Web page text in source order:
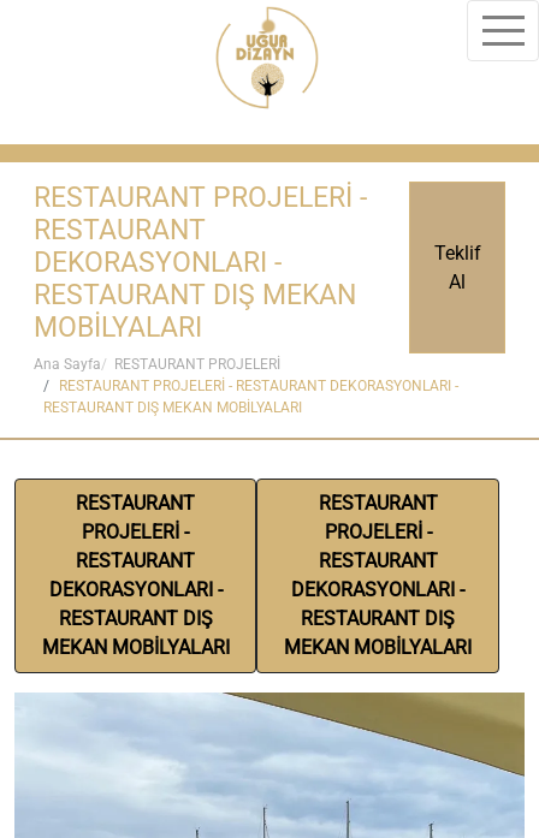
RESTAURANT PROJELERİ -
RESTAURANT
DEKORASYONLARI -
RESTAURANT DIŞ MEKAN
MOBİLYALARI
Teklif
Al
Ana Sayfa
RESTAURANT PROJELERİ
RESTAURANT PROJELERİ - RESTAURANT DEKORASYONLARI -
RESTAURANT DIŞ MEKAN MOBİLYALARI
RESTAURANT
PROJELERİ -
RESTAURANT
DEKORASYONLARI -
RESTAURANT DIŞ
MEKAN MOBİLYALARI
RESTAURANT
PROJELERİ -
RESTAURANT
DEKORASYONLARI -
RESTAURANT DIŞ
MEKAN MOBİLYALARI